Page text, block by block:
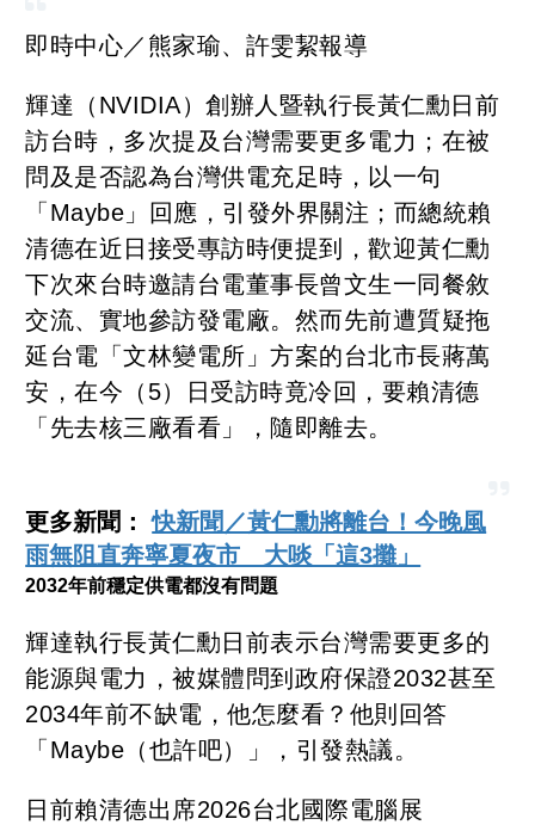
即時中心／熊家瑜、許雯絜報導
輝達（NVIDIA）創辦人暨執行長黃仁勳日前
訪台時，多次提及台灣需要更多電力；在被
問及是否認為台灣供電充足時，以一句
「Maybe」回應，引發外界關注；而總統賴
清德在近日接受專訪時便提到，歡迎黃仁勳
下次來台時邀請台電董事長曾文生一同餐敘
交流、實地參訪發電廠。然而先前遭質疑拖
延台電「文林變電所」方案的台北市長蔣萬
安，在今（5）日受訪時竟冷回，要賴清德
「先去核三廠看看」，隨即離去。
更多新聞：快新聞／黃仁勳將離台！今晚風
雨無阻直奔寧夏夜市 大啖「這3攤」
2032年前穩定供電都沒有問題
輝達執行長黃仁勳日前表示台灣需要更多的
能源與電力，被媒體問到政府保證2032甚至
2034年前不缺電，他怎麼看？他則回答
「Maybe（也許吧）」，引發熱議。
日前賴清德出席2026台北國際電腦展